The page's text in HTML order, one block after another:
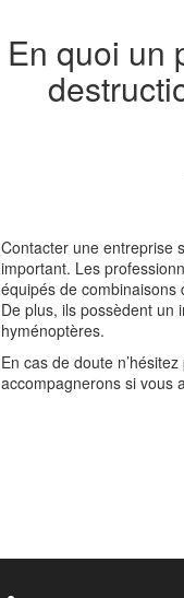
En quoi un
Contacter une entreprise
important. Les
équipés de combinaisons
De plus, ils possèdent un
hyménoptères.
En cas de doute
accompagnerons si vous